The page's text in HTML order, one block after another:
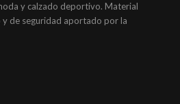
y calzado deportivo. Material
y de seguridad aportado por la